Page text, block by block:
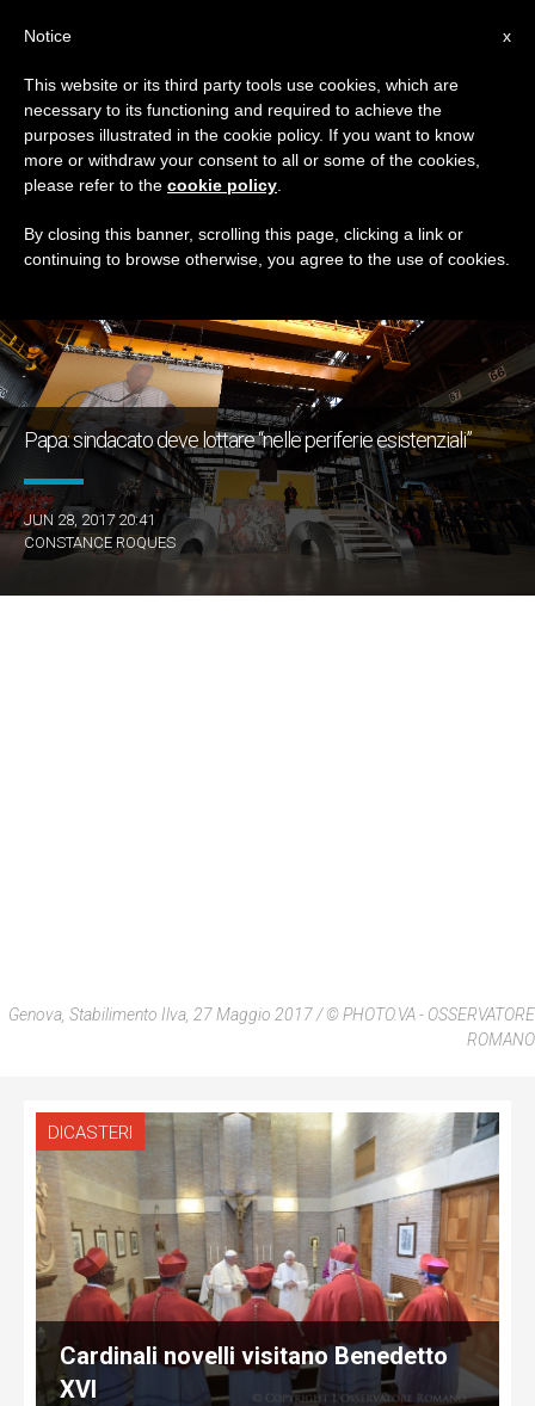
GIORNO
Giugno 28th, 2017
ULTIME NOTIZIE
Papa: sindacato deve lottare “nelle periferie esistenziali”
JUN 28, 2017 20:41
CONSTANCE ROQUES
Genova, Stabilimento Ilva, 27 Maggio 2017 / © PHOTO.VA - OSSERVATORE
ROMANO
DICASTERI
Cardinali novelli visitano Benedetto
XVI
x
Notice
This website or its third party tools use cookies, which are
necessary to its functioning and required to achieve the
purposes illustrated in the cookie policy. If you want to know
more or withdraw your consent to all or some of the cookies,
please refer to the cookie policy
By closing this banner, scrolling this page, clicking a link or
continuing to browse otherwise, you agree to the use of cookies.